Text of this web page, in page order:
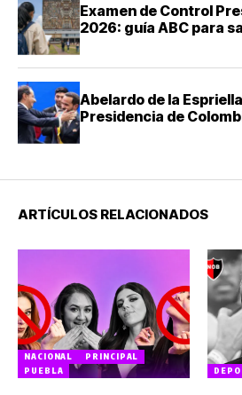
Examen de Control
2026: guía ABC para
Abelardo de la
Presidencia de
ARTÍCULOS RELACIONADOS
NACIONAL
PRINCIPAL
PUEBLA